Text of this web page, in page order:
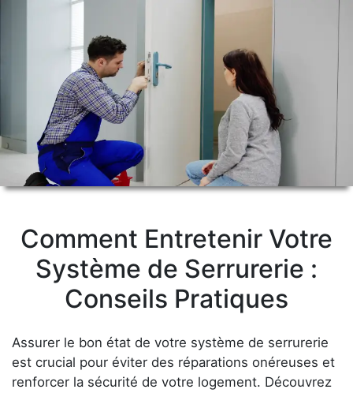
Comment Entretenir Votre
Système de Serrurerie :
Conseils Pratiques
Assurer le bon état de votre système de serrurerie
est crucial pour éviter des réparations onéreuses et
renforcer la sécurité de votre logement. Découvrez